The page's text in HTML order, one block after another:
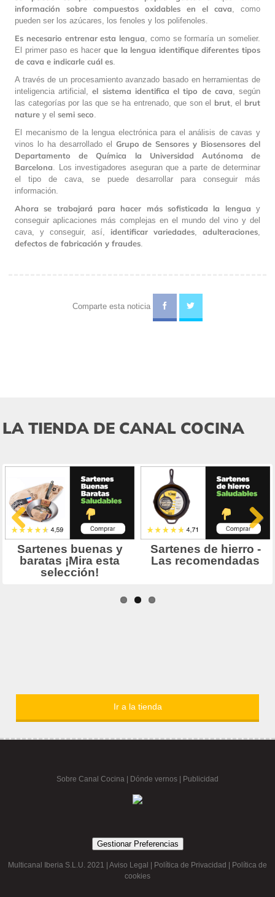
información sobre compuestos oxidables en el cava , como
pueden ser los azúcares, los fenoles y los polifenoles.
Es necesario entrenar esta lengua , como se formaría un somelier.
El primer paso es hacer que la lengua identifique diferentes tipos
de cava e indicarle cuál es
A través de un procesamiento avanzado basado en herramientas de
inteligencia artificial,el sistema identifica el tipo de cava , según
las categorías por las que se ha entrenado, que son el brut, el brut
nature y el semi seco
El mecanismo de la lengua electrónica para el análisis de cavas y
vinos lo ha desarrollado el Grupo de Sensores y Biosensores del
Departamento de Química la Universidad Autónoma de
Barcelona . Los investigadores aseguran que a parte de determinar
el tipo de cava, se puede desarrollar para conseguir más
información.
Ahora se trabajará para hacer más sofisticada la lengua y
conseguir aplicaciones más complejas en el mundo del vino y del
cava, y conseguir, así,
identificar variedades adulteraciones
defectos de fabricación y fraudes
Comparte esta noticia
LA TIENDA DE CANAL COCINA
Ir a la tienda
Sobre Canal Cocina Dónde vernos | Publicidad
Gestionar Preferencias
Multicanal Iberia S.L.U. 2021 | Aviso Legal Política de Privacidad
Política de
cookies